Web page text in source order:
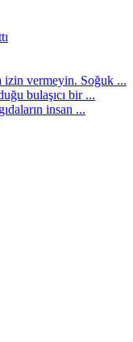
izin vermeyin. Soğuk ...
bulaşıcı bir ...
insan ...